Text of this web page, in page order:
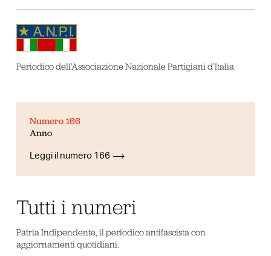
Periodico dell’Associazione Nazionale Partigiani d’Italia
Numero 166
Anno
Leggi il numero 166
Tutti i numeri
Patria Indipendente, il periodico antifascista con
aggiornamenti quotidiani.